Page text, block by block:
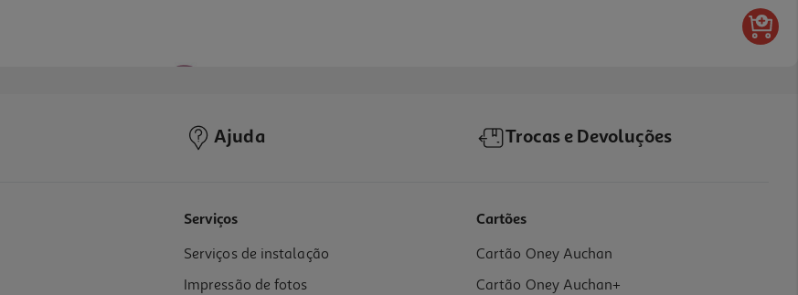
Ajuda Trocas e Devoluções
Serviços
Serviços de instalação
Impressão de fotos
Cartões
Cartão Oney Auchan
Cartão Oney Auchan+